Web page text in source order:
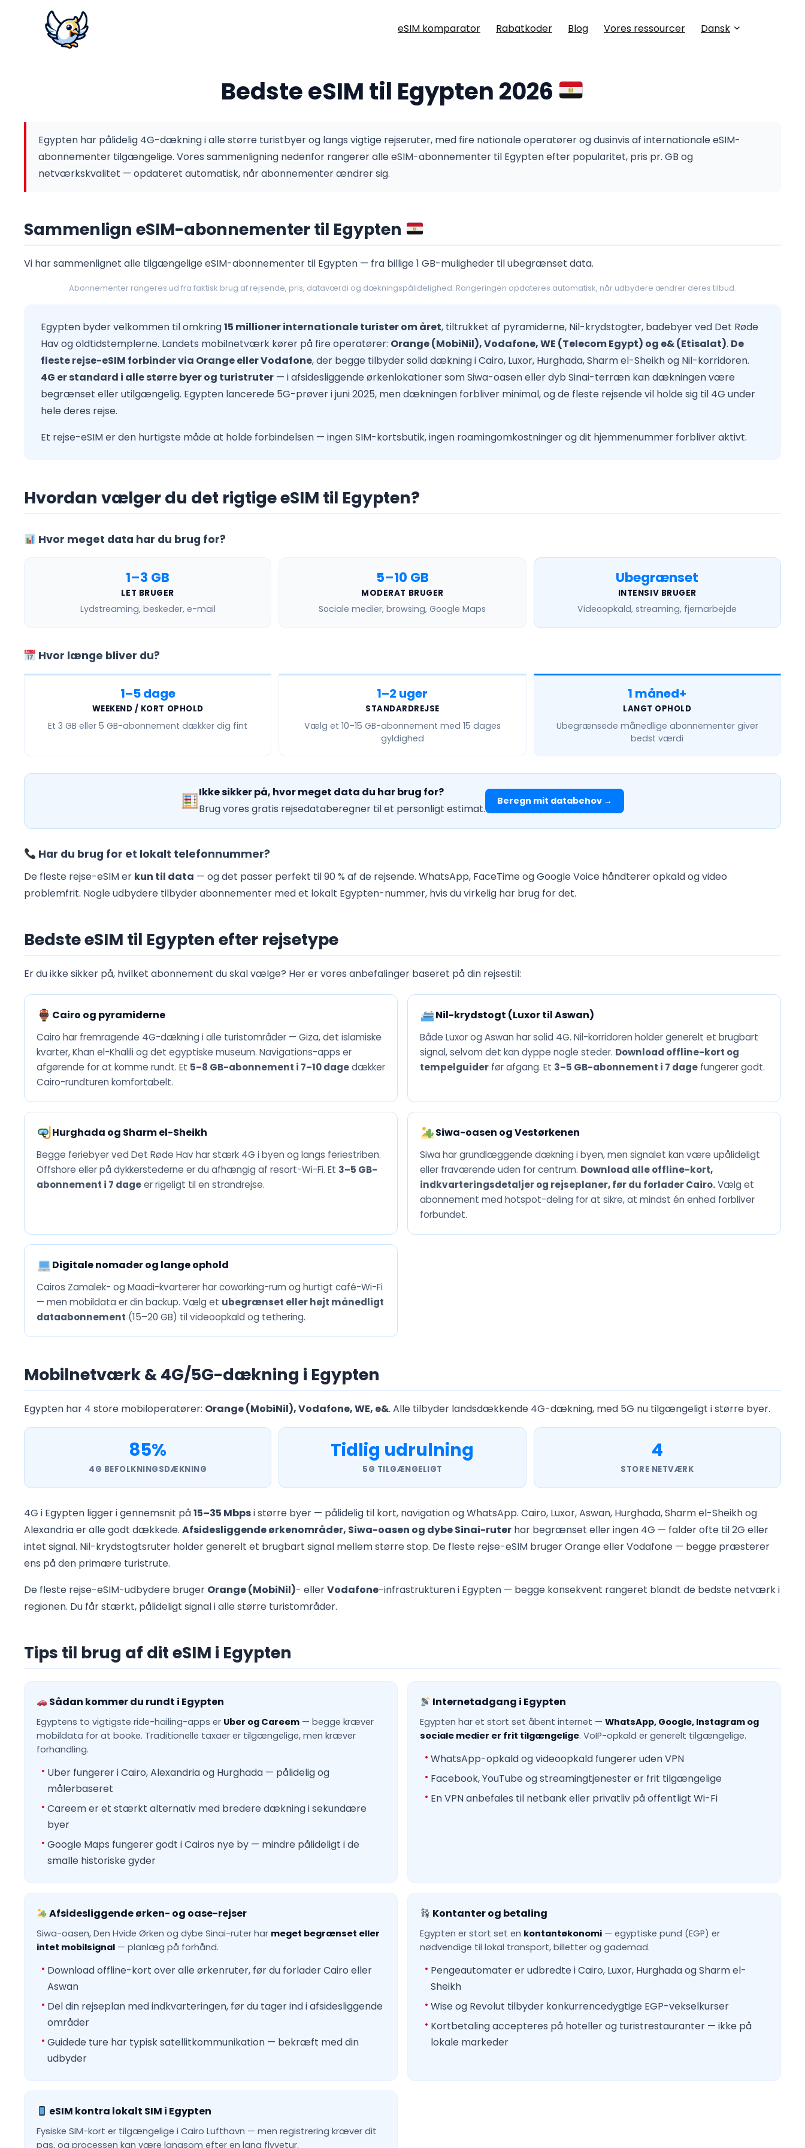
eSIM komparator Rabatkoder Blog Vores ressourcer Dansk
Bedste eSIM til Egypten 2026
Egypten har pålidelig 4G-dækning i alle større turistbyer og langs vigtige rejseruter, med fire nationale operatører og dusinvis af internationale eSIM-
abonnementer tilgængelige. Vores sammenligning nedenfor rangerer alle eSIM-abonnementer til Egypten efter popularitet, pris pr. GB og
netværkskvalitet — opdateret automatisk, når abonnementer ændrer sig.
Sammenlign eSIM-abonnementer til Egypten
Vi har sammenlignet alle tilgængelige eSIM-abonnementer til Egypten — fra billige 1 GB-muligheder til ubegrænset data.
Abonnementer rangeres ud fra faktisk brug af rejsende, pris, dataværdi og dækningspålidelighed. Rangeringen opdateres automatisk, når udbydere ændrer deres tilbud.
Egypten byder velkommen til omkring15 millioner internationale turister om året, tiltrukket af pyramiderne, Nil-krydstogter, badebyer ved Det Røde
Hav og oldtidstemplerne. Landets mobilnetværk kører på fire operatører: Orange (MobiNil), Vodafone, WE (Telecom Egypt) og e& (Etisalat). De
fleste rejse-eSIM forbinder via Orange eller Vodafone, der begge tilbyder solid dækning i Cairo, Luxor, Hurghada, Sharm el-Sheikh og Nil-korridoren.
4G er standard i alle større byer og turistruter — i afsidesliggende ørkenlokationer som Siwa-oasen eller dyb Sinai-terræn kan dækningen være
begrænset eller utilgængelig. Egypten lancerede 5G-prøver i juni 2025, men dækningen forbliver minimal, og de fleste rejsende vil holde sig til 4G under
hele deres rejse.
Et rejse-eSIM er den hurtigste måde at holde forbindelsen — ingen SIM-kortsbutik, ingen roamingomkostninger og dit hjemmenummer forbliver aktivt.
Hvordan vælger du det rigtige eSIM til Egypten?
Hvor meget data har du brug for?
1–3 GB
LET BRUGER
Lydstreaming, beskeder, e-mail
5–10 GB
MODERAT BRUGER
Sociale medier, browsing, Google Maps
Ubegrænset
INTENSIV BRUGER
Videoopkald, streaming, fjernarbejde
Hvor længe bliver du?
1–5 dage
WEEKEND / KORT OPHOLD
Et3 GB eller 5 GB-abonnement dækker dig fint
1–2 uger
STANDARDREJSE
Vælg et 10–15 GB-abonnement med 15 dages
gyldighed
1 måned+
LANGT OPHOLD
Ubegrænsede månedlige abonnementer giver
bedst værdi
Ikke sikker på, hvor meget data du har brug for?
Brug vores gratis rejsedataberegner til et personligt estimat.
Beregn mit databehov →
Har du brug for et lokalt telefonnummer?
De fleste rejse-eSIM er kun til data — og det passer perfekt til 90 % af de rejsende. WhatsApp, FaceTime og Google Voice håndterer opkald og video
problemfrit. Nogle udbydere tilbyder abonnementer med et lokalt Egypten-nummer, hvis du virkelig har brug for det.
Bedste eSIM til Egypten efter rejsetype
Er du ikke sikker på, hvilket abonnement du skal vælge? Her er vores anbefalinger baseret på din rejsestil:
Cairo og pyramiderne
Cairo har fremragende 4G-dækning i alle turistområder — Giza, det islamiske
kvarter, Khan el-Khalili og det egyptiske museum. Navigations-apps er
afgørende for at komme rundt. Et 5–8 GB-abonnement i 7–10 dagedækker
Cairo-rundturen komfortabelt.
Nil-krydstogt (Luxor til Aswan)
Både Luxor og Aswan har solid 4G. Nil-korridoren holder generelt et brugbart
signal, selvom det kan dyppe nogle steder. Download offline-kort og
tempelguider før afgang. Et 3–5 GB-abonnement i 7 dage fungerer godt.
Hurghada og Sharm el-Sheikh
Begge feriebyer ved Det Røde Hav har stærk 4G i byen og langs feriestriben.
Offshore eller på dykkerstederne er du afhængig af resort-Wi-Fi. Et 3–5 GB-
abonnement i 7 dageer rigeligt til en strandrejse.
Siwa-oasen og Vestørkenen
Siwa har grundlæggende dækning i byen, men signalet kan være upålideligt
eller fraværende uden for centrum. Download alle offline-kort,
indkvarteringsdetaljer og rejseplaner, før du forlader Cairo.Vælg et
abonnement med hotspot-deling for at sikre, at mindst én enhed forbliver
forbundet.
Digitale nomader og lange ophold
Cairos Zamalek- og Maadi-kvarterer har coworking-rum og hurtigt café-Wi-Fi
— men mobildata er din backup. Vælg et ubegrænset eller højt månedligt
dataabonnement (15–20 GB) til videoopkald og tethering.
Mobilnetværk & 4G/5G-dækning i Egypten
Egypten har 4 store mobiloperatører: Orange (MobiNil), Vodafone, WE, e&. Alle tilbyder landsdækkende 4G-dækning, med 5G nu tilgængeligt i større byer.
85%
4G BEFOLKNINGSDÆKNING
Tidlig udrulning
5G TILGÆNGELIGT
4
STORE NETVÆRK
4G i Egypten ligger i gennemsnit på15–35 Mbpsi større byer — pålidelig til kort, navigation og WhatsApp. Cairo, Luxor, Aswan, Hurghada, Sharm el-Sheikh og
Alexandria er alle godt dækkede. Afsidesliggende ørkenområder, Siwa-oasen og dybe Sinai-ruter har begrænset eller ingen 4G — falder ofte til 2G eller
intet signal. Nil-krydstogtsruter holder generelt et brugbart signal mellem større stop. De fleste rejse-eSIM bruger Orange eller Vodafone — begge præsterer
ens på den primære turistrute.
De fleste rejse-eSIM-udbydere bruger Orange (MobiNil)- ellerVodafone-infrastrukturen i Egypten — begge konsekvent rangeret blandt de bedste netværk i
regionen. Du får stærkt, pålideligt signal i alle større turistområder.
Tips til brug af dit eSIM i Egypten
Sådan kommer du rundt i Egypten
Egyptens to vigtigste ride-hailing-apps er Uber og Careem — begge kræver
mobildata for at booke. Traditionelle taxaer er tilgængelige, men kræver
forhandling.
Uber fungerer i Cairo, Alexandria og Hurghada — pålidelig og
målerbaseret
Careem er et stærkt alternativ med bredere dækning i sekundære
byer
Google Maps fungerer godt i Cairos nye by — mindre pålideligt i de
smalle historiske gyder
Internetadgang i Egypten
Egypten har et stort set åbent internet — WhatsApp, Google, Instagram og
sociale medier er frit tilgængelige. VoIP-opkald er generelt tilgængelige.
WhatsApp-opkald og videoopkald fungerer uden VPN
Facebook, YouTube og streamingtjenester er frit tilgængelige
En VPN anbefales til netbank eller privatliv på offentligt Wi-Fi
Afsidesliggende ørken- og oase-rejser
Siwa-oasen, Den Hvide Ørken og dybe Sinai-ruter har meget begrænset eller
intet mobilsignal — planlæg på forhånd.
Download offline-kort over alle ørkenruter, før du forlader Cairo eller
Aswan
Del din rejseplan med indkvarteringen, før du tager ind i afsidesliggende
områder
Guidede ture har typisk satellitkommunikation — bekræft med din
udbyder
Kontanter og betaling
Egypten er stort set en kontantøkonomi — egyptiske pund (EGP) er
nødvendige til lokal transport, billetter og gademad.
Pengeautomater er udbredte i Cairo, Luxor, Hurghada og Sharm el-
Sheikh
Wise og Revolut tilbyder konkurrencedygtige EGP-vekselkurser
Kortbetaling accepteres på hoteller og turistrestauranter — ikke på
lokale markeder
eSIM kontra lokalt SIM i Egypten
Fysiske SIM-kort er tilgængelige i Cairo Lufthavn — men registrering kræver dit
pas, og processen kan være langsom efter en lang flyvetur.